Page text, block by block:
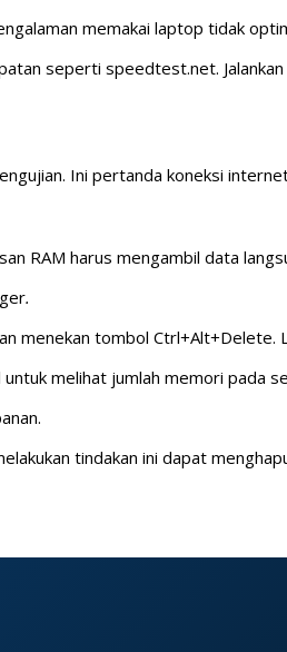
memakai laptop tidak
seperti speedtest.net.
Ini pertanda koneksi
RAM harus mengambil data
.
menekan tombol Ctrl+Alt+Delete.
melihat jumlah memori pada
tindakan ini dapat